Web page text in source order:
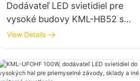
Dodávateľ LED svietidiel pre
vysoké budovy KML-HB52 s
výkonom 100 W pre vnútorné
priestory, ako sú priemyselné
výrobné budovy a sklady.
View Details